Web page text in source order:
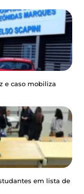
e caso mobiliza
em lista de